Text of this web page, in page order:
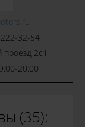
32-54
2с1
20:00
(35):